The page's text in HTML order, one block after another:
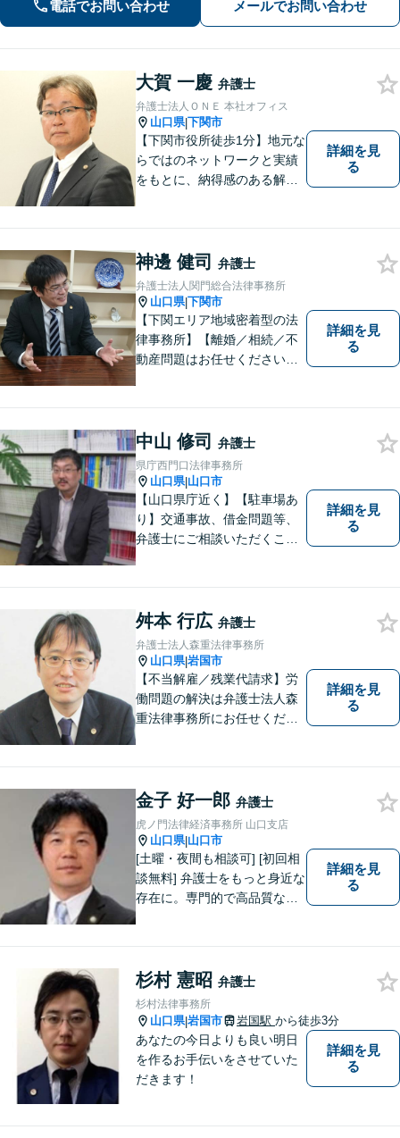
電話でお問い合わせ メールでお問い合わせ
大賀 一慶 弁護士
弁護士法人ＯＮＥ 本社オフィス
山口県|下関市
【下関市役所徒歩1分】地元な
らではのネットワークと実績
をもとに、納得感のある解決
詳細を見
る
神邊 健司 弁護士
弁護士法人関門総合法律事務所
山口県|下関市
【下関エリア地域密着型の法
律事務所】【離婚／相続／不
動産問題はお任せください】
りの声を大切にし、適切な解
決方法をご提案いたします。
詳細を見
る
中山 修司 弁護士
県庁西門口法律事務所
山口県|山口市
【山口県庁近く】【駐車場あ
り】交通事故、借金問題等、
弁護士にご相談いただくこと
る弁護士が、客観的視点から
事案を検討し、最適の解決方
法を探ります。
詳細を見
る
舛本 行広 弁護士
弁護士法人森重法律事務所
山口県|岩国市
【不当解雇／残業代請求】労
働問題の解決は弁護士法人森
重法律事務所にお任せくださ
詳細を見
る
金子 好一郎 弁護士
虎ノ門法律経済事務所 山口支店
山口県|山口市
[土曜・夜間も相談可] [初回相
談無料] 弁護士をもっと身近な
存在に。専門的で高品質なリ
詳細を見
る
杉村 憲昭 弁護士
杉村法律事務所
山口県|岩国市 岩国駅 から徒歩3分
あなたの今日よりも良い明日
を作るお手伝いをさせていた
だきます！
詳細を見
る